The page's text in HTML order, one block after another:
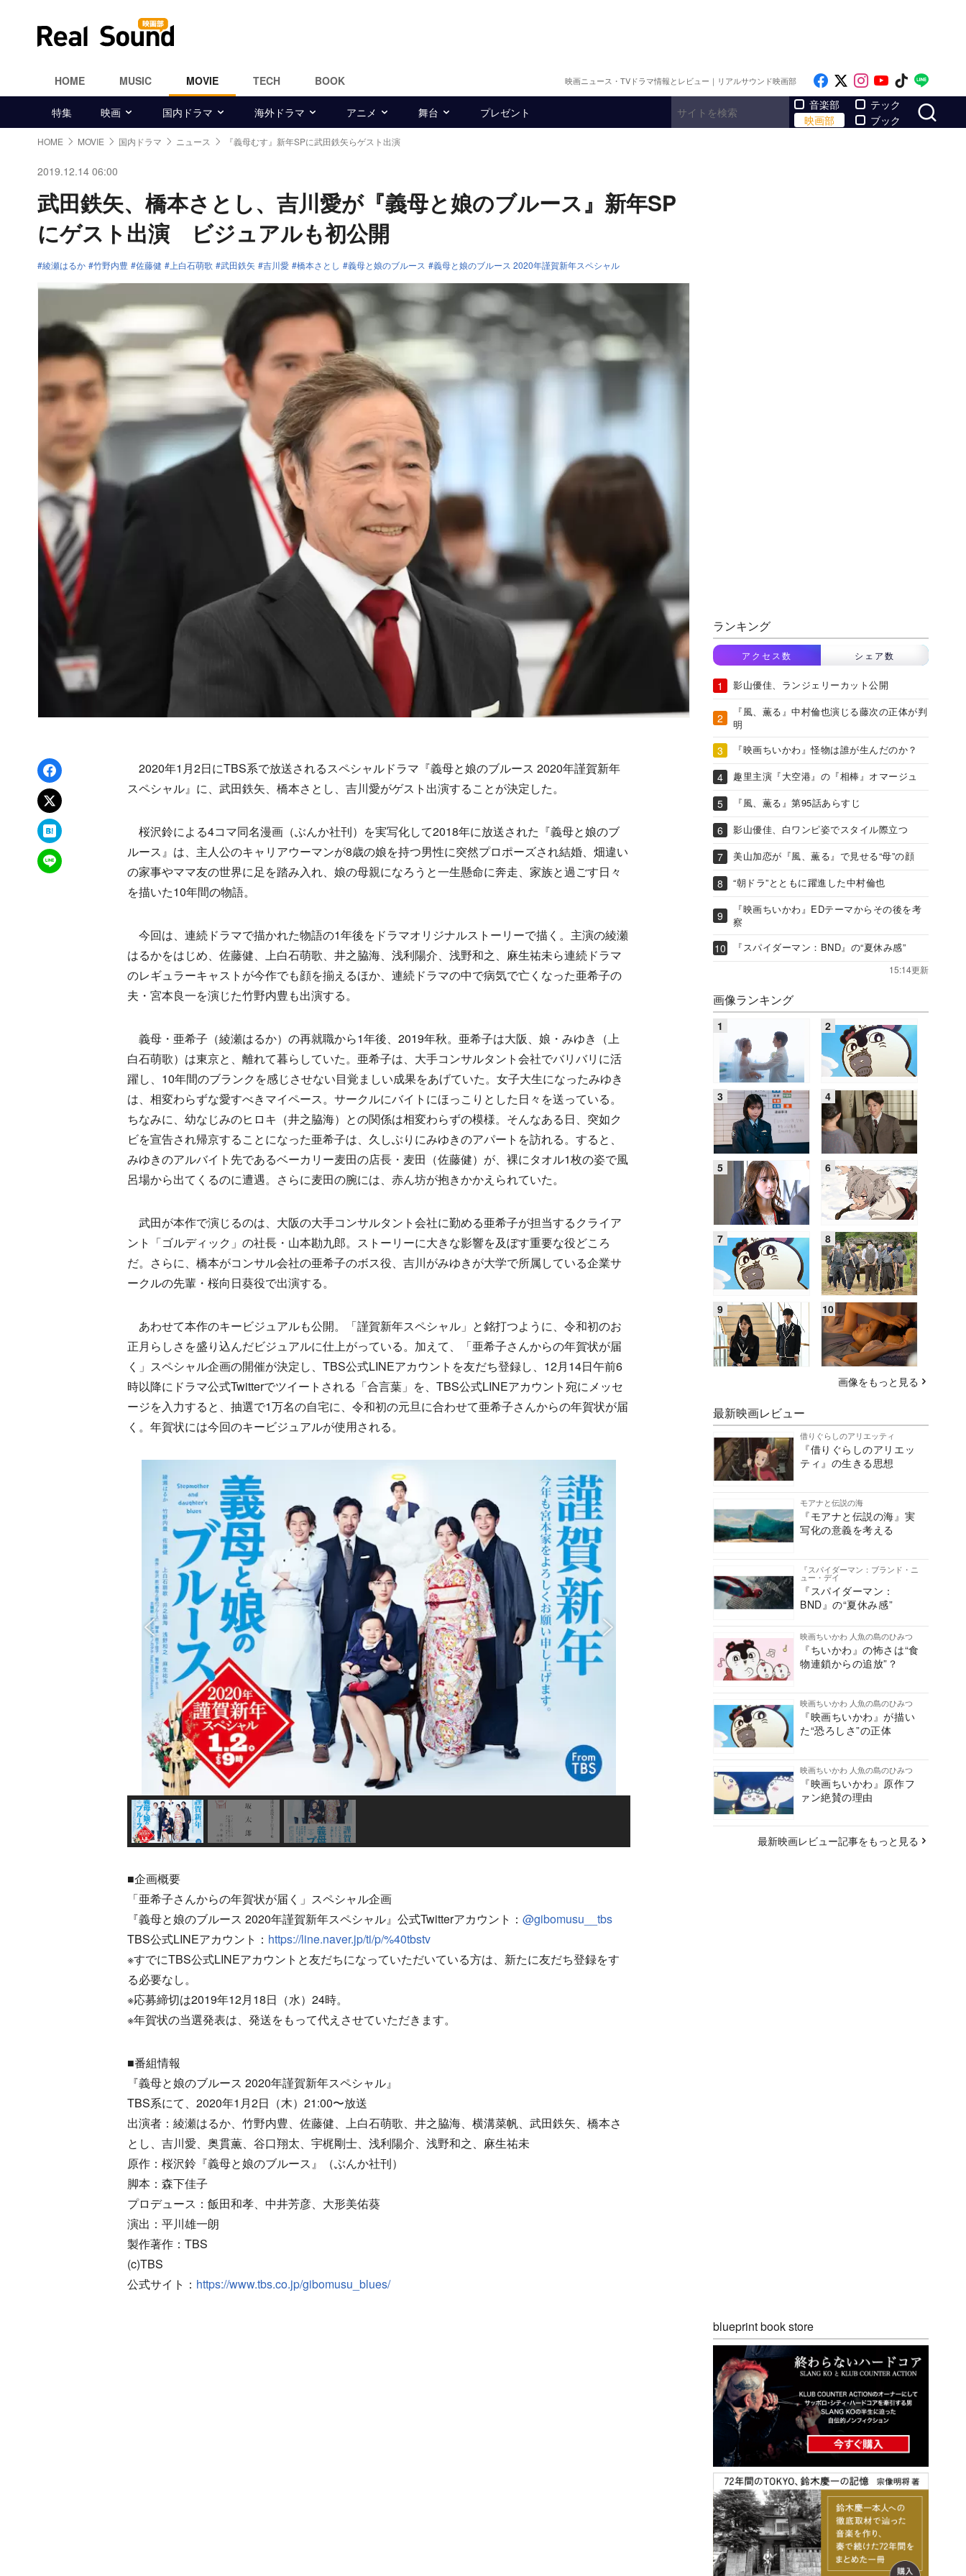
HOME MUSIC MOVIE TECH BOOK 映画ニュース・TVドラマ情報とレビュー｜リアルサウンド映画部 Like on Facebook
Follow on x
Follow on
Follow on
Follow
特集 映画 国内ドラマ 海外ドラマ アニメ 舞台 プレゼント
音楽部
映画部
テック
ブック
HOME MOVIE 国内ドラマ ニュース 『義母むす』新年SPに武田鉄矢らゲスト出演
2019.12.14 06:00
武田鉄矢、橋本さとし、吉川愛が『義母と娘のブルース』新年SP
にゲスト出演 ビジュアルも初公開
綾瀬はるか 竹野内豊 佐藤健 上白石萌歌 武田鉄矢 吉川愛 橋本さとし 義母と娘のブルース 義母と娘のブルース 2020年謹賀新年スペシャル
Facebookでシェア
xでポスト
はてなブックマーク
LINEで送る
2020年1月2日にTBS系で放送されるスペシャルドラマ『義母と娘のブルース 2020年謹賀新年
スペシャル』に、武田鉄矢、橋本さとし、吉川愛がゲスト出演することが決定した。
桜沢鈴による4コマ同名漫画（ぶんか社刊）を実写化して2018年に放送された『義母と娘のブ
ルース』は、主人公のキャリアウーマンが8歳の娘を持つ男性に突然プロポーズされ結婚、畑違い
の家事やママ友の世界に足を踏み入れ、娘の母親になろうと一生懸命に奔走、家族と過ごす日々
を描いた10年間の物語。
今回は、連続ドラマで描かれた物語の1年後をドラマオリジナルストーリーで描く。主演の綾瀬
はるかをはじめ、佐藤健、上白石萌歌、井之脇海、浅利陽介、浅野和之、麻生祐未ら連続ドラマ
のレギュラーキャストが今作でも顔を揃えるほか、連続ドラマの中で病気で亡くなった亜希子の
夫・宮本良一を演じた竹野内豊も出演する。
義母・亜希子（綾瀬はるか）の再就職から1年後、2019年秋。亜希子は大阪、娘・みゆき（上
白石萌歌）は東京と、離れて暮らしていた。亜希子は、大手コンサルタント会社でバリバリに活
躍し、10年間のブランクを感じさせない目覚ましい成果をあげていた。女子大生になったみゆき
は、相変わらずな愛すべきマイペース。サークルにバイトにほっこりとした日々を送っている。
ちなみに、幼なじみのヒロキ（井之脇海）との関係は相変わらずの模様。そんなある日、突如ク
ビを宣告され帰京することになった亜希子は、久しぶりにみゆきのアパートを訪れる。すると、
みゆきのアルバイト先であるベーカリー麦田の店長・麦田（佐藤健）が、裸にタオル1枚の姿で風
呂場から出てくるのに遭遇。さらに麦田の腕には、赤ん坊が抱きかかえられていた。
武田が本作で演じるのは、大阪の大手コンサルタント会社に勤める亜希子が担当するクライア
ント「ゴルディック」の社長・山本勘九郎。ストーリーに大きな影響を及ぼす重要な役どころ
だ。さらに、橋本がコンサル会社の亜希子のボス役、吉川がみゆきが大学で所属している企業サ
ークルの先輩・桜向日葵役で出演する。
あわせて本作のキービジュアルも公開。「謹賀新年スペシャル」と銘打つように、令和初のお
正月らしさを盛り込んだビジュアルに仕上がっている。加えて、「亜希子さんからの年賀状が届
く」スペシャル企画の開催が決定し、TBS公式LINEアカウントを友だち登録し、12月14日午前6
時以降にドラマ公式Twitterでツイートされる「合言葉」を、TBS公式LINEアカウント宛にメッセ
ージを入力すると、抽選で1万名の自宅に、令和初の元旦に合わせて亜希子さんからの年賀状が届
く。年賀状には今回のキービジュアルが使用される。
■企画概要
「亜希子さんからの年賀状が届く」スペシャル企画
『義母と娘のブルース 2020年謹賀新年スペシャル』公式Twitterアカウント： @gibomusu__tbs
TBS公式LINEアカウント： https://line.naver.jp/ti/p/%40tbstv
※すでにTBS公式LINEアカウントと友だちになっていただいている方は、新たに友だち登録をす
る必要なし。
※応募締切は2019年12月18日（水）24時。
※年賀状の当選発表は、発送をもって代えさせていただきます。
■番組情報
『義母と娘のブルース 2020年謹賀新年スペシャル』
TBS系にて、2020年1月2日（木）21:00〜放送
出演者：綾瀬はるか、竹野内豊、佐藤健、上白石萌歌、井之脇海、横溝菜帆、武田鉄矢、橋本さ
とし、吉川愛、奥貫薫、谷口翔太、宇梶剛士、浅利陽介、浅野和之、麻生祐未
原作：桜沢鈴『義母と娘のブルース』（ぶんか社刊）
脚本：森下佳子
プロデュース：飯田和孝、中井芳彦、大形美佑葵
演出：平川雄一朗
製作著作：TBS
(c)TBS
公式サイト： https://www.tbs.co.jp/gibomusu_blues/
ランキング
アクセス数 シェア数
影山優佳、ランジェリーカット公開
『風、薫る』中村倫也演じる藤次の正体が判
明
『映画ちいかわ』怪物は誰が生んだのか？
趣里主演『大空港』の『相棒』オマージュ
『風、薫る』第95話あらすじ
影山優佳、白ワンピ姿でスタイル際立つ
美山加恋が『風、薫る』で見せる“母”の顔
“朝ドラ”とともに躍進した中村倫也
『映画ちいかわ』EDテーマからその後を考
察
『スパイダーマン：BND』の“夏休み感”
15:14更新
画像ランキング
画像をもっと見る
最新映画レビュー
借りぐらしのアリエッティ
『借りぐらしのアリエッ
ティ』の生きる思想
モアナと伝説の海
『モアナと伝説の海』実
写化の意義を考える
『スパイダーマン：ブランド・ニ
ュー・デイ
『スパイダーマン：
BND』の“夏休み感”
映画ちいかわ 人魚の島のひみつ
『ちいかわ』の怖さは“食
物連鎖からの追放”？
映画ちいかわ 人魚の島のひみつ
『映画ちいかわ』が描い
た“恐ろしさ”の正体
映画ちいかわ 人魚の島のひみつ
『映画ちいかわ』原作フ
ァン絶賛の理由
最新映画レビュー記事をもっと見る
blueprint book store